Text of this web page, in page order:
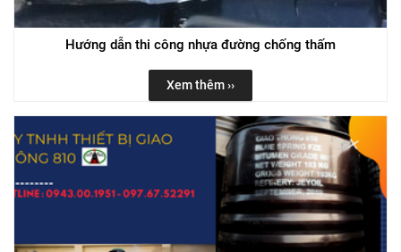
Hướng dẫn thi công nhựa đường chống thấm
Xem thêm ››